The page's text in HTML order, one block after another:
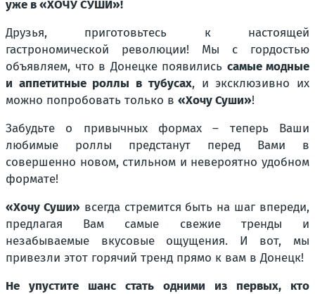
уже в «ХОЧУ СУШИ»!
Друзья, приготовьтесь к настоящей
гастрономической революции! Мы с гордостью
объявляем, что в Донецке появились самые модные
и аппетитные роллы в тубусах, и эксклюзивно их
можно попробовать только в «Хочу Суши»!
Забудьте о привычных формах – теперь Ваши
любимые роллы предстанут перед Вами в
совершенно новом, стильном и невероятно удобном
формате!
«Хочу Суши» всегда стремится быть на шаг впереди,
предлагая Вам самые свежие тренды и
незабываемые вкусовые ощущения. И вот, мы
привезли этот горячий тренд прямо к вам в Донецк!
Не упустите шанс стать одними из первых, кто